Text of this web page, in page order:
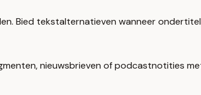
Bied tekstalternatieven wanneer
nieuwsbrieven of podcastnotities